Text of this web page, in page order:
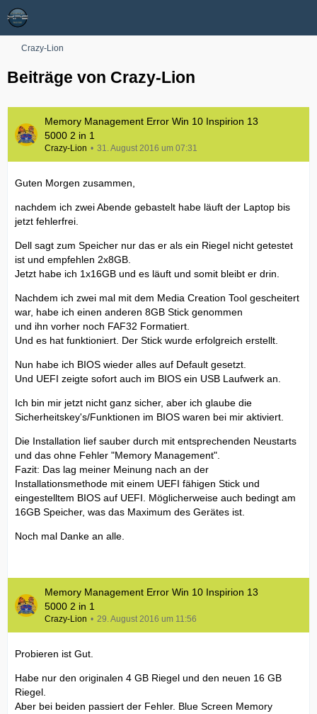
Crazy-Lion
Beiträge von Crazy-Lion
Memory Management Error Win 10 Inspirion 13
5000 2 in 1
Crazy-Lion 31. August 2016 um 07:31
Guten Morgen zusammen,
nachdem ich zwei Abende gebastelt habe läuft der Laptop bis
jetzt fehlerfrei.
Dell sagt zum Speicher nur das er als ein Riegel nicht getestet
ist und empfehlen 2x8GB.
Jetzt habe ich 1x16GB und es läuft und somit bleibt er drin.
Nachdem ich zwei mal mit dem Media Creation Tool gescheitert
war, habe ich einen anderen 8GB Stick genommen
und ihn vorher noch FAF32 Formatiert.
Und es hat funktioniert. Der Stick wurde erfolgreich erstellt.
Nun habe ich BIOS wieder alles auf Default gesetzt.
Und UEFI zeigte sofort auch im BIOS ein USB Laufwerk an.
Ich bin mir jetzt nicht ganz sicher, aber ich glaube die
Sicherheitskey's/Funktionen im BIOS waren bei mir aktiviert.
Die Installation lief sauber durch mit entsprechenden Neustarts
und das ohne Fehler "Memory Management".
Fazit: Das lag meiner Meinung nach an der
Installationsmethode mit einem UEFI fähigen Stick und
eingestelltem BIOS auf UEFI. Möglicherweise auch bedingt am
16GB Speicher, was das Maximum des Gerätes ist.
Noch mal Danke an alle.
Memory Management Error Win 10 Inspirion 13
5000 2 in 1
Crazy-Lion 29. August 2016 um 11:56
Probieren ist Gut.
Habe nur den originalen 4 GB Riegel und den neuen 16 GB
Riegel.
Aber bei beiden passiert der Fehler. Blue Screen Memory